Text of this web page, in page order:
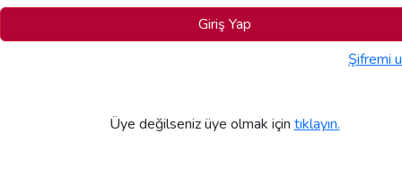
Giriş Yap
Şifremi
Üye değilseniz üye olmak için tıklayın.